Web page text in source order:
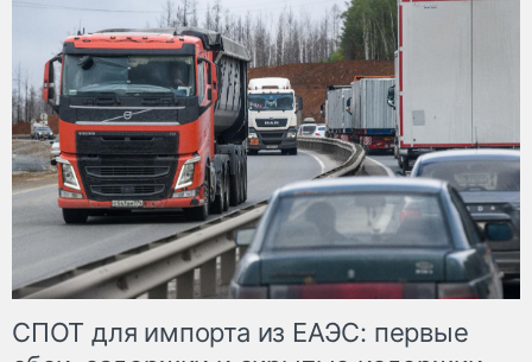
СПОТ для импорта из ЕАЭС: первые